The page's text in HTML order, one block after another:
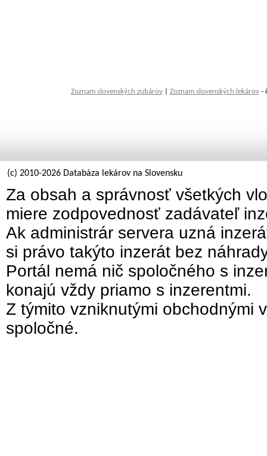
Zoznam slovenských zubárov| Zoznam slovenských lekárov-
(c) 2010-2026 Databáza lekárov na Slovensku
Za obsah a správnosť všetkých
miere zodpovednosť zadávateľ
Ak administrár servera uzná
si právo takýto inzerát bez
Portál nemá nič spoločného s
konajú vždy priamo s inzerentmi.
Z týmito vzniknutými obchodnými
spoločné.